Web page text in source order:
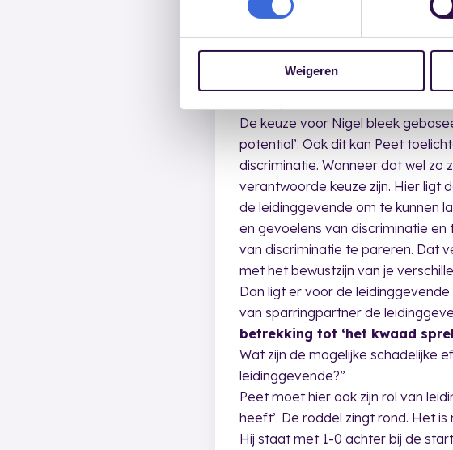
Weigeren
De keuze voor Nigel bleek
potential’. Ook dit kan Peet
discriminatie. Wanneer dat wel zo
verantwoorde keuze zijn. Hier ligt
de leidinggevende om te kunnen
en gevoelens van discriminatie
van discriminatie te pareren. Dat
met het bewustzijn van je
Dan ligt er voor de
van sparringpartner de
betrekking tot ‘het kwaad
Wat zijn de mogelijke schadelijke
leidinggevende?”
Peet moet hier ook zijn rol van
heeft’. De roddel zingt rond. Het
Hij staat met 1-0 achter bij de